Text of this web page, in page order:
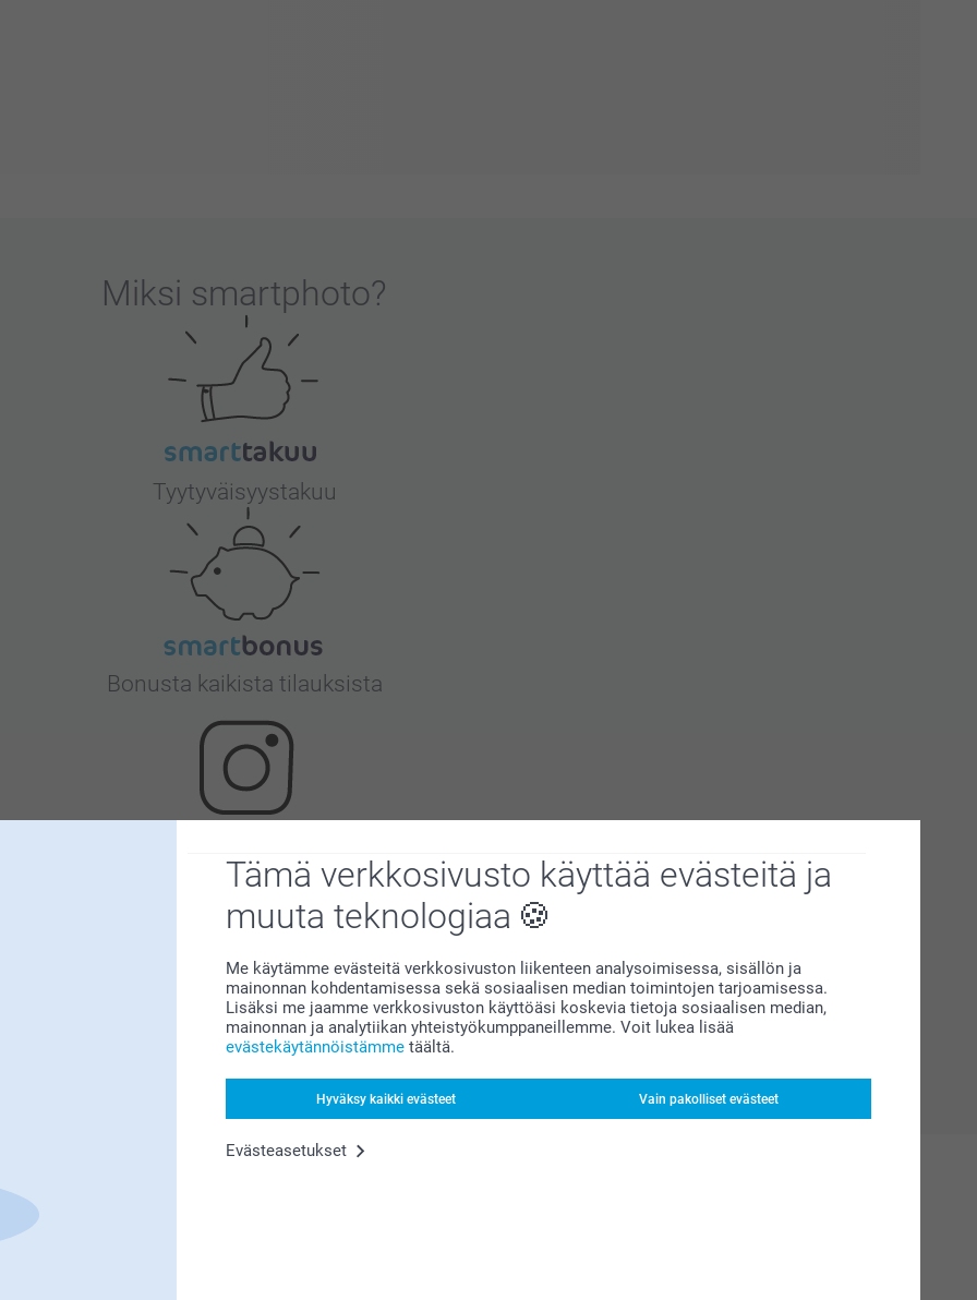
Tämä verkkosivusto käyttää evästeitä ja
muuta teknologiaa
Me käytämme evästeitä verkkosivuston liikenteen analysoimisessa, sisällön ja
mainonnan kohdentamisessa sekä sosiaalisen median toimintojen tarjoamisessa.
Lisäksi me jaamme verkkosivuston käyttöäsi koskevia tietoja sosiaalisen median,
mainonnan ja analytiikan yhteistyökumppaneillemme. Voit lukea lisää
evästekäytännöistämme täältä.
Hyväksy kaikki evästeet Vain pakolliset evästeet
Evästeasetukset
Miksi smartphoto?
Tyytyväisyystakuu
Bonusta kaikista tilauksista
Etsitkö inspiraatiota?
sähköpostiosoitteesi tähän